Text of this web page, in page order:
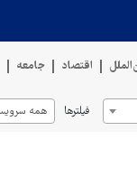
اقتصاد جامعه
فیلترها همه